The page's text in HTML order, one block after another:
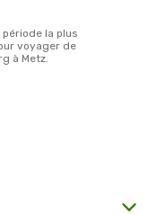
voyager de
à Metz.